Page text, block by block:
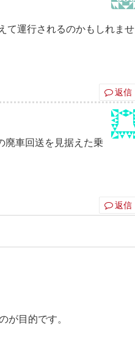
て運行されるのかもしれませ
返信
廃車回送を見据えた乗
返信
が目的です。